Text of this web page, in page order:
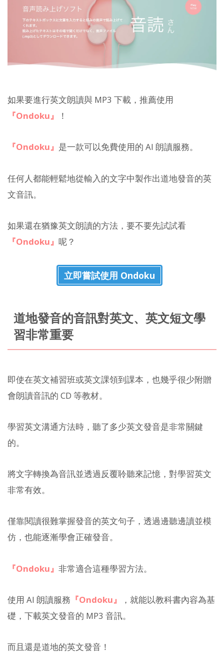
如果要進行英文朗讀與 MP3 下載，推薦使用
『Ondoku』
！
『Ondoku』 是一款可以免費使用的 AI 朗讀服務。
任何人都能輕鬆地從輸入的文字中製作出道地發音的英
文音訊。
如果還在猶豫英文朗讀的方法，要不要先試試看
『Ondoku』 呢？
立即嘗試使用 Ondoku
道地發音的音訊對英文、英文短文學
習非常重要
即使在英文補習班或英文課領到課本，也幾乎很少附贈
會朗讀音訊的 CD 等教材。
學習英文溝通方法時，聽了多少英文發音是非常關鍵
的。
將文字轉換為音訊並透過反覆聆聽來記憶，對學習英文
非常有效。
僅靠閱讀很難掌握發音的英文句子，透過邊聽邊讀並模
仿，也能逐漸學會正確發音。
『Ondoku』 非常適合這種學習方法。
使用 AI 朗讀服務 『Ondoku』
，就能以教科書內容為基
礎，下載英文發音的 MP3 音訊。
而且還是道地的英文發音！